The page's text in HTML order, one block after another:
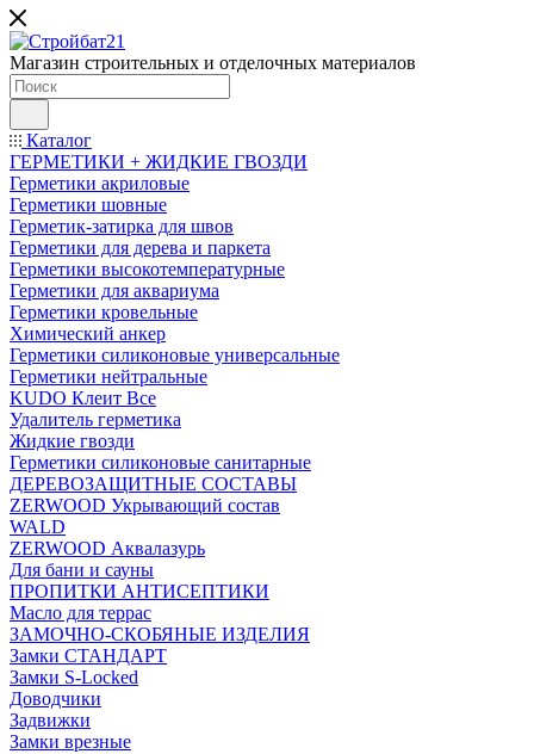
Магазин строительных и отделочных материалов
Каталог
ГЕРМЕТИКИ + ЖИДКИЕ ГВОЗДИ
Герметики акриловые
Герметики шовные
Герметик-затирка для швов
Герметики для дерева и паркета
Герметики высокотемпературные
Герметики для аквариума
Герметики кровельные
Химический анкер
Герметики силиконовые универсальные
Герметики нейтральные
KUDO Клеит Все
Удалитель герметика
Жидкие гвозди
Герметики силиконовые санитарные
ДЕРЕВОЗАЩИТНЫЕ СОСТАВЫ
ZERWOOD Укрывающий состав
WALD
ZERWOOD Аквалазурь
Для бани и сауны
ПРОПИТКИ АНТИСЕПТИКИ
Масло для террас
ЗАМОЧНО-СКОБЯНЫЕ ИЗДЕЛИЯ
Замки СТАНДАРТ
Замки S-Locked
Доводчики
Задвижки
Замки врезные